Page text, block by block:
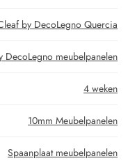
by DecoLegno Quercia
DecoLegno meubelpanelen
4 weken
10mm Meubelpanelen
Spaanplaat meubelpanelen